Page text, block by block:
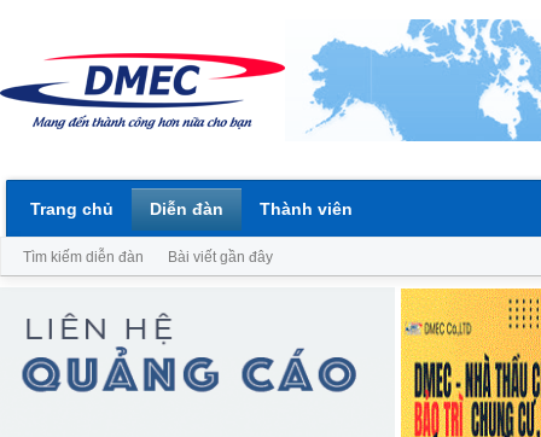
Trang chủ Diễn đàn
Tìm kiếm diễn đàn Bài viết gần đây
Thành viên